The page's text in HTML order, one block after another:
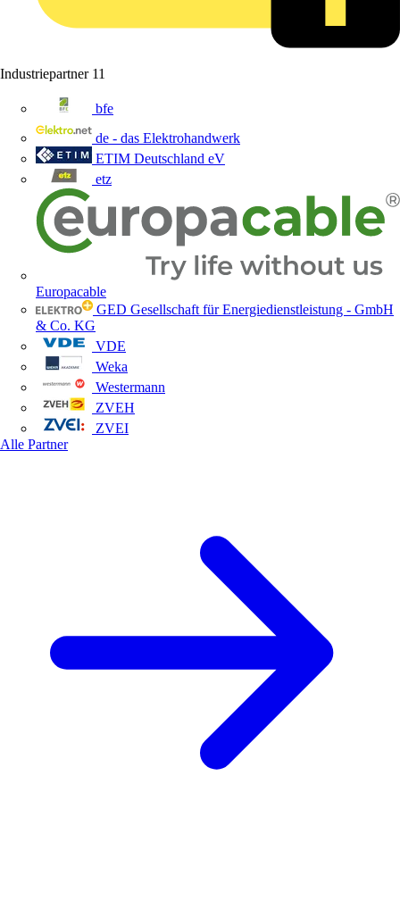
Industriepartner 11
bfe
de - das Elektrohandwerk
ETIM Deutschland eV
etz
Europacable
GED Gesellschaft für Energiedienstleistung - GmbH
& Co. KG
VDE
Weka
Westermann
ZVEH
ZVEI
Alle Partner